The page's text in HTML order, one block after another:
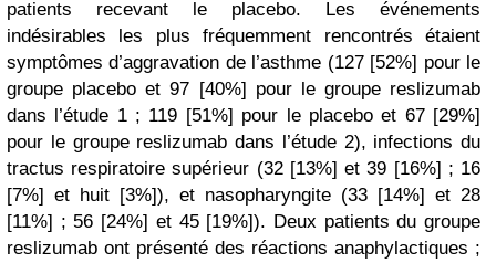
patients recevant le placebo. Les événements
indésirables les plus fréquemment rencontrés étaient
symptômes d’aggravation de l’asthme (127 [52%] pour le
groupe placebo et 97 [40%] pour le groupe reslizumab
dans l’étude 1 ; 119 [51%] pour le placebo et 67 [29%]
pour le groupe reslizumab dans l’étude 2), infections du
tractus respiratoire supérieur (32 [13%] et 39 [16%] ; 16
[7%] et huit [3%]), et nasopharyngite (33 [14%] et 28
[11%] ; 56 [24%] et 45 [19%]). Deux patients du groupe
reslizumab ont présenté des réactions anaphylactiques ;